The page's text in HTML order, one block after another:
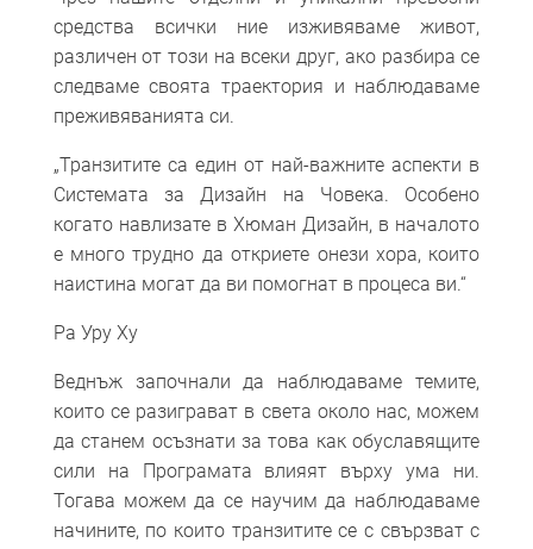
средства всички ние изживяваме живот,
различен от този на всеки друг, ако разбира се
следваме своята траектория и наблюдаваме
преживяванията си.
„Транзитите са един от най-важните аспекти в
Системата за Дизайн на Човека. Особено
когато навлизате в Хюман Дизайн, в началото
е много трудно да откриете онези хора, които
наистина могат да ви помогнат в процеса ви.“
Ра Уру Ху
Веднъж започнали да наблюдаваме темите,
които се разиграват в света около нас, можем
да станем осъзнати за това как обуславящите
сили на Програмата влияят върху ума ни.
Тогава можем да се научим да наблюдаваме
начините, по които транзитите се с свързват с